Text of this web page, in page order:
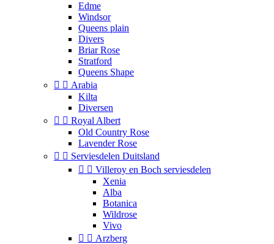
Edme
Windsor
Queens plain
Divers
Briar Rose
Stratford
Queens Shape
  Arabia
Kilta
Diversen
  Royal Albert
Old Country Rose
Lavender Rose
  Serviesdelen Duitsland
  Villeroy en Boch serviesdelen
Xenia
Alba
Botanica
Wildrose
Vivo
  Arzberg